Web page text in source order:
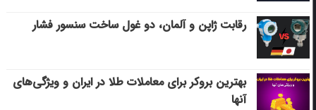
رقابت ژاپن و آلمان، دو غول ساخت سنسور فشار
بهترین بروکر برای معاملات طلا در ایران و ویژگی‌های
آنها